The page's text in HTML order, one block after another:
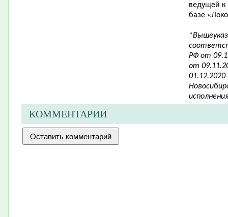
ведущей к
базе
РФ от
от
КОММЕНТАРИИ